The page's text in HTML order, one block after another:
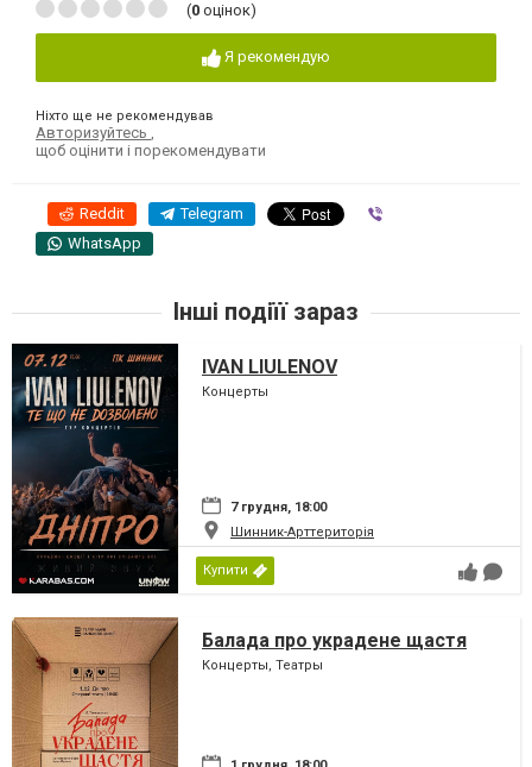
(0 оцінок)
Я рекомендую
Ніхто ще не рекомендував
Авторизуйтесь
щоб оцінити і порекомендувати
Reddit Telegram
WhatsApp
Інші подіїї зараз
IVAN LIULENOV
Концерты
7 грудня, 18:00
Шинник-Арттериторія
Купити
Балада про украдене щастя
Концерты, Театры